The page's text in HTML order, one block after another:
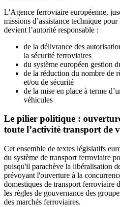
L'Agence ferroviaire européenne,
missions d’assistance technique
devient l’autorité responsable :
de la délivrance des
la sécurité ferroviaires
du système européen gestion
de la réduction du nombre de
et/ou de sécurité
de la mise en place à terme
véhicules
Le pilier politique :
toute l’activité transport de
Cet ensemble de textes législatifs
du système de transport ferroviaire
puisqu'il parachève la libéralisation
prévoyant l'ouverture à la
domestiques de transport ferroviaire
les règles de gouvernance des
des marchés ferroviaires.